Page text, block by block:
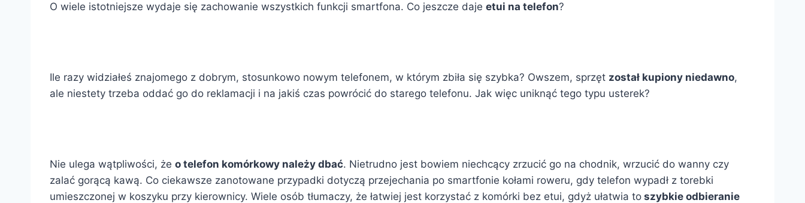
O wiele istotniejsze wydaje się zachowanie wszystkich funkcji smartfona. Co jeszcze daje etui na telefon?
Ile razy widziałeś znajomego z dobrym, stosunkowo nowym telefonem, w którym zbiła się szybka? Owszem, sprzęt został kupiony niedawno,
ale niestety trzeba oddać go do reklamacji i na jakiś czas powrócić do starego telefonu. Jak więc uniknąć tego typu usterek?
Nie ulega wątpliwości, że o telefon komórkowy należy dbać. Nietrudno jest bowiem niechcący zrzucić go na chodnik, wrzucić do wanny czy
zalać gorącą kawą. Co ciekawsze zanotowane przypadki dotyczą przejechania po smartfonie kołami roweru, gdy telefon wypadł z torebki
umieszczonej w koszyku przy kierownicy. Wiele osób tłumaczy, że łatwiej jest korzystać z komórki bez etui, gdyż ułatwia to szybkie odbieranie